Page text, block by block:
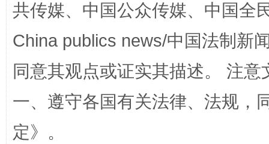
全民健身五年计划来了！等你上场
共传媒、中国公众传媒、中国全
China publics news/中国法制新
同意其观点或证实其描述。 注
一、遵守各国有关法律、法规，
定》。